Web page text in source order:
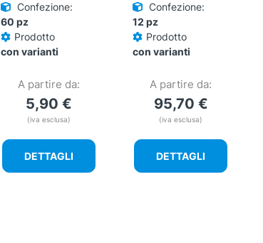
Confezione:
60 pz
Prodotto
con varianti
A partire da:
5,90 €
(iva esclusa)
DETTAGLI
Confezione:
12 pz
Prodotto
con varianti
A partire da:
95,70 €
(iva esclusa)
DETTAGLI